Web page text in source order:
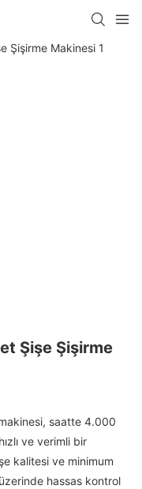
Şişe Şişirme
saatte 4.000
ve verimli bir
kalitesi ve minimum
hassas kontrol